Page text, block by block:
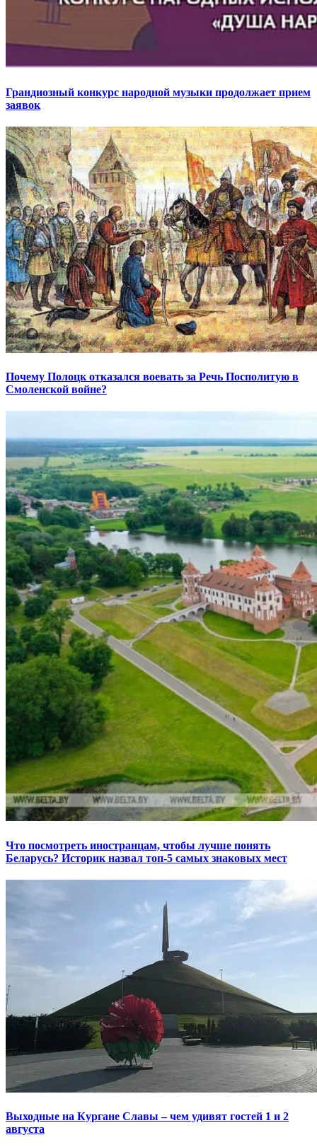
Грандиозный конкурс народной музыки продолжает прием
заявок
Почему Полоцк отказался воевать за Речь Посполитую в
Смоленской войне?
Что посмотреть иностранцам, чтобы лучше понять
Беларусь? Историк назвал топ-5 самых знаковых мест
Выходные на Кургане Славы – чем удивят гостей 1 и 2
августа